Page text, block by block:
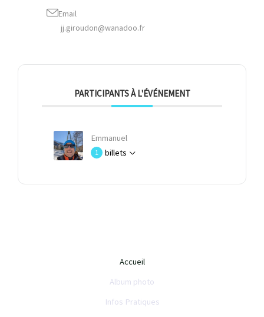
Email
jj.giroudon@wanadoo.fr
PARTICIPANTS À L'ÉVÉNEMENT
Emmanuel
1 billets
Accueil
Album photo
Infos Pratiques